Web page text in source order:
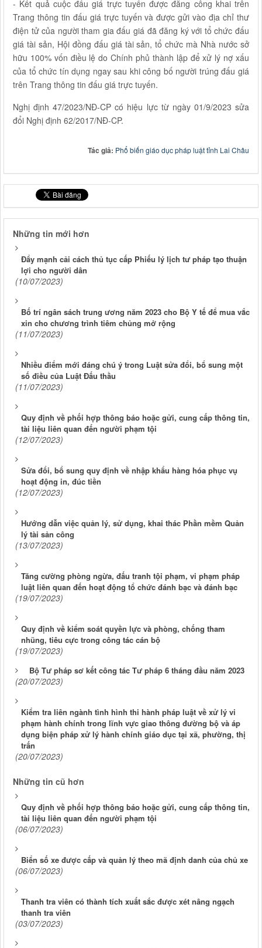
- Kết quả cuộc đấu giá trực tuyến được đăng công khai trên
Trang thông tin đấu giá trực tuyến và được gửi vào địa chỉ thư
điện tử của người tham gia đấu giá đã đăng ký với tổ chức đấu
giá tài sản, Hội đồng đấu giá tài sản, tổ chức mà Nhà nước sở
hữu 100% vốn điều lệ do Chính phủ thành lập để xử lý nợ xấu
của tổ chức tín dụng ngay sau khi công bố người trúng đấu giá
trên Trang thông tin đấu giá trực tuyến.
Nghị định 47/2023/NĐ-CP có hiệu lực từ ngày 01/9/2023 sửa
đổi Nghị định 62/2017/NĐ-CP.
Tác giả: Phổ biến giáo dục pháp luật tỉnh Lai Châu
Những tin mới hơn
Đẩy mạnh cải cách thủ tục cấp Phiếu lý lịch tư pháp tạo thuận
lợi cho người dân
(10/07/2023)
Bố trí ngân sách trung ương năm 2023 cho Bộ Y tế để mua vắc
xin cho chương trình tiêm chủng mở rộng
(11/07/2023)
Nhiều điểm mới đáng chú ý trong Luật sửa đổi, bổ sung một
số điều của Luật Đấu thầu
(11/07/2023)
Quy định về phối hợp thông báo hoặc gửi, cung cấp thông tin,
tài liệu liên quan đến người phạm tội
(12/07/2023)
Sửa đổi, bổ sung quy định về nhập khẩu hàng hóa phục vụ
hoạt động in, đúc tiền
(12/07/2023)
Hướng dẫn việc quản lý, sử dụng, khai thác Phần mềm Quản
lý tài sản công
(13/07/2023)
Tăng cường phòng ngừa, đấu tranh tội phạm, vi phạm pháp
luật liên quan đến hoạt động tổ chức đánh bạc và đánh bạc
(19/07/2023)
Quy định về kiểm soát quyền lực và phòng, chống tham
nhũng, tiêu cực trong công tác cán bộ
(19/07/2023)
Bộ Tư pháp sơ kết công tác Tư pháp 6 tháng đầu năm 2023
(20/07/2023)
Kiểm tra liên ngành tình hình thi hành pháp luật về xử lý vi
phạm hành chính trong lĩnh vực giao thông đường bộ và áp
dụng biện pháp xử lý hành chính giáo dục tại xã, phường, thị
trấn
(20/07/2023)
Những tin cũ hơn
Quy định về phối hợp thông báo hoặc gửi, cung cấp thông tin,
tài liệu liên quan đến người phạm tội
(06/07/2023)
Biển số xe được cấp và quản lý theo mã định danh của chủ xe
(06/07/2023)
Thanh tra viên có thành tích xuất sắc được xét nâng ngạch
thanh tra viên
(03/07/2023)